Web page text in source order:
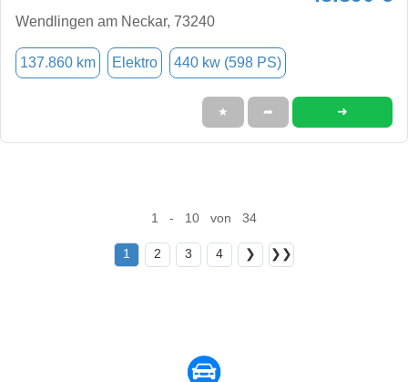
Wendlingen am Neckar, 73240
137.860 km Elektro 440 kw (598 PS)
★ ➦ ➜
1 - 10 von 34
1 2 3 4 ❯ ❯❯